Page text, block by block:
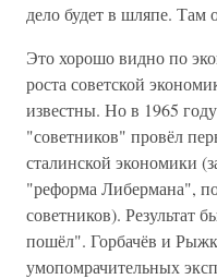
дело будет в шляпе. Там
Это хорошо видно по
роста советской
известны. Но в 1965
"советников" провёл
сталинской экономики
"реформа Либермана",
советников). Результат
пошёл". Горбачёв и
умопомрачительных